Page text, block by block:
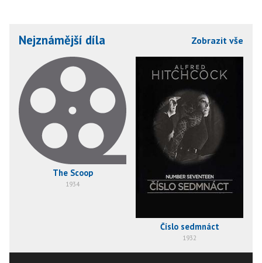
Nejznámější díla Zobrazit vše
The Scoop
1934
Číslo sedmnáct
1932